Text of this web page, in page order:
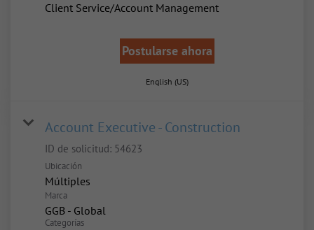
Client Service/Account Management
Postularse ahora
English (US)
Account Executive - Construction
ID de solicitud: 54623
Ubicación
Múltiples
Marca
GGB - Global
Categorías